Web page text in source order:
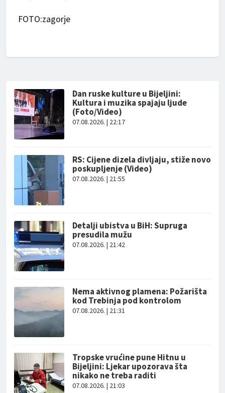
FOTO:zagorje
Dan ruske kulture u Bijeljini:
Kultura i muzika spajaju ljude
(Foto/Video)
07.08.2026. | 22:17
RS: Cijene dizela divljaju, stiže novo
poskupljenje (Video)
07.08.2026. | 21:55
Detalji ubistva u BiH: Supruga
presudila mužu
07.08.2026. | 21:42
Nema aktivnog plamena: Požarišta
kod Trebinja pod kontrolom
07.08.2026. | 21:31
Tropske vrućine pune Hitnu u
Bijeljini: Ljekar upozorava šta
nikako ne treba raditi
07.08.2026. | 21:03